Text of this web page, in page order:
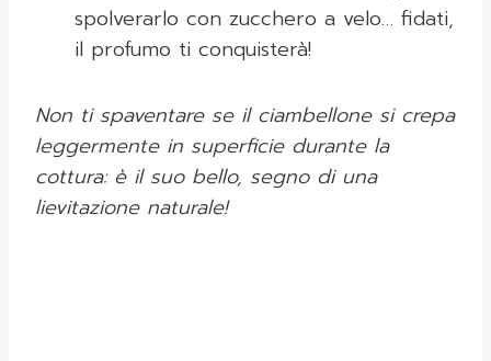
spolverarlo con zucchero a velo… fidati,
il profumo ti conquisterà!
Non ti spaventare se il ciambellone si crepa
leggermente in superficie durante la
cottura: è il suo bello, segno di una
lievitazione naturale!